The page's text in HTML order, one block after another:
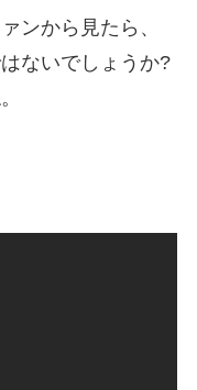
ンから見たら、
ないでしょうか?